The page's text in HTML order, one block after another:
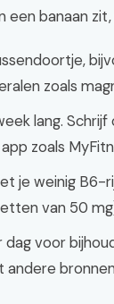
een banaan
zoals
lang.
zoals
je weinig
van 50
dag voor
andere